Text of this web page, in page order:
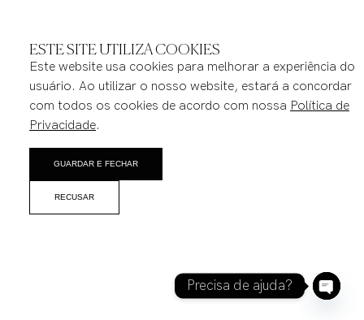
Precisa de ajuda?
ESTE SITE UTILIZA COOKIES
Este website usa cookies para melhorar a experiência do
usuário. Ao utilizar o nosso website, estará a concordar
com todos os cookies de acordo com nossa Política de
Privacidade.
GUARDAR E FECHAR
RECUSAR